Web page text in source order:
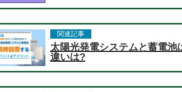
関連記事
太陽光発電システムと蓄電
違いは?